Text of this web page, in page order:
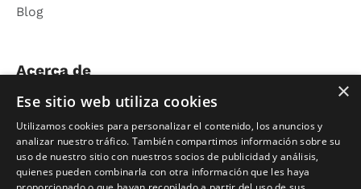
Blog
Acerca de
Nosotros
Contacto
Aviso Legal
×
Ese sitio web utiliza cookies
Utilizamos cookies para personalizar el contenido, los anuncios y
analizar nuestro tráfico. También compartimos información sobre su
uso de nuestro sitio con nuestros socios de publicidad y análisis,
quienes pueden combinarla con otra información que les haya